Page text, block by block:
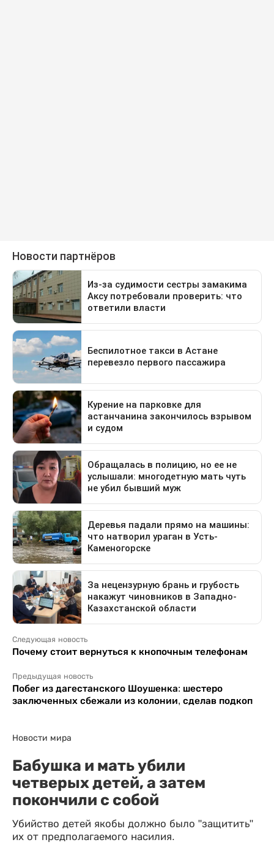
Следующая новость
Почему стоит вернуться к кнопочным телефонам
Предыдущая новость
Побег из дагестанского Шоушенка: шестеро
заключенных сбежали из колонии, сделав подкоп
Новости мира
Бабушка и мать убили
четверых детей, а затем
покончили с собой
Убийство детей якобы должно было "защитить"
их от предполагаемого насилия.